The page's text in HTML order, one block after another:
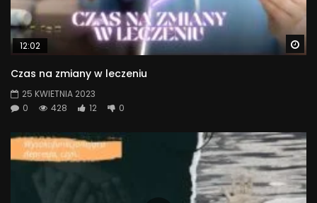
12:02
Czas na zmiany w leczeniu
25 KWIETNIA 2023
0
428 12 0